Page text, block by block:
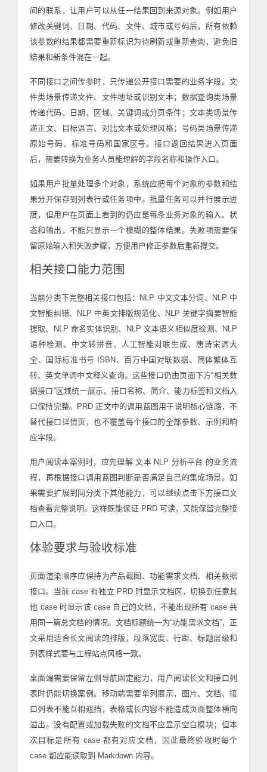
间的联系，让用户可以从任一结果回到来源对象。例如用户
修改关键词、日期、代码、文件、城市或号码后，所有依赖
该参数的结果都需要重新标识为待刷新或重新查询，避免旧
结果和新条件混在一起。
不同接口之间传参时，只传递公开接口需要的业务字段。文
件类场景传递文件、文件地址或识别文本；数据查询类场景
传递代码、日期、区域、关键词或分页条件；文本类场景传
递正文、目标语言、对比文本或处理风格；号码类场景传递
原始号码、标准号码和国家区号。接口返回结果进入页面
后，需要转换为业务人员能理解的字段名称和操作入口。
如果用户批量处理多个对象，系统应把每个对象的参数和结
果分开保存到列表行或任务项中。批量任务可以并行展示进
度，但用户在页面上看到的仍应是每条业务对象的输入、状
态和输出，不能只显示一个模糊的整体结果。失败项需要保
留原始输入和失败步骤，方便用户修正参数后重新提交。
相关接口能力范围
当前分类下完整相关接口包括：NLP 中文文本分词、NLP 中
文智能纠错、NLP 中英文排版规范化、NLP 关键字摘要智能
提取、NLP 命名实体识别、NLP 文本语义相似度检测、NLP
语种检测、中文转拼音、人工智能对联生成、唐诗宋词大
全、国际标准书号 ISBN、百万中国对联数据、简体繁体互
转、英文单词中文释义查询。这些接口仍由页面下方“相关数
据接口”区域统一展示，接口名称、简介、能力标签和文档入
口保持完整。PRD 正文中的调用蓝图用于说明核心链路，不
替代接口详情页，也不覆盖每个接口的全部参数、示例和响
应字段。
用户阅读本案例时，应先理解 文本 NLP 分析平台 的业务流
程，再根据接口调用蓝图判断是否满足自己的集成场景。如
果需要扩展到同分类下其他能力，可以继续点击下方接口文
档查看完整说明。这样既能保证 PRD 可读，又能保留完整接
口入口。
体验要求与验收标准
页面渲染顺序应保持为产品截图、功能需求文档、相关数据
接口。当前 case 有独立 PRD 时显示文档区，切换到任意其
他 case 时显示该 case 自己的文档，不能出现所有 case 共
用同一篇总文档的情况。文档标题统一为“功能需求文档”，正
文采用适合长文阅读的排版，段落宽度、行距、标题层级和
列表样式要与工程站点风格一致。
桌面端需要保留左侧导航固定能力，用户阅读长文和接口列
表时仍能切换案例。移动端需要单列展示，图片、文档、接
口列表不能互相遮挡，表格或长内容不能造成页面整体横向
溢出。没有配置或加载失败的文档不应显示空白模块；但本
次目标是所有 case 都有对应文档，因此最终验收时每个
case 都应能读取到 Markdown 内容。